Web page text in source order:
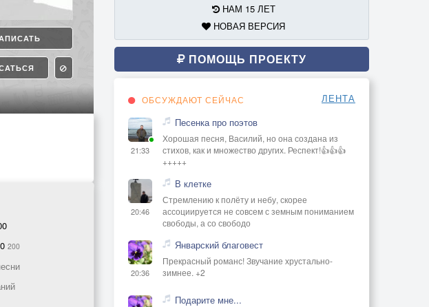
0 200
НАМ 15 ЛЕТ
НОВАЯ ВЕРСИЯ
ПОМОЩЬ ПРОЕКТУ
ОБСУЖДАЮТ СЕЙЧАС ЛЕНТА
21:33
Песенка про поэтов
Хорошая песня, Василий, но она создана из
стихов, как и множество других. Респект!👍👍👍
+++++
20:46
В клетке
Стремлению к полёту и небу, скорее
ассоциируется не совсем с земным пониманием
свободы, а со свободо
20:36
Январский благовест
Прекрасный романс! Звучание хрустально-
зимнее. +2
Подарите мне...